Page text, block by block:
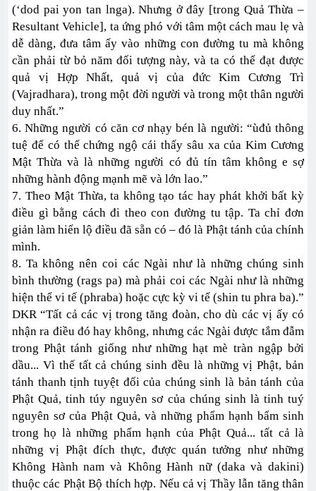
(‘dod pai yon tan lnga). Nhưng ở đây [trong Quả Thừa –
Resultant Vehicle], ta ứng phó với tâm một cách mau lẹ và
dễ dàng, đưa tâm ấy vào những con đường tu mà không
cần phải từ bỏ năm đối tượng này, và ta có thể đạt được
quả vị Hợp Nhất, quả vị của đức Kim Cương Trì
(Vajradhara), trong một đời người và trong một thân người
duy nhất.”
6. Những người có căn cơ nhạy bén là người: “ùđủ thông
tuệ để có thể chứng ngộ cái thấy sâu xa của Kim Cương
Mật Thừa và là những người có đủ tín tâm không e sợ
những hành động mạnh mẽ và lớn lao.”
7. Theo Mật Thừa, ta không tạo tác hay phát khởi bất kỳ
điều gì bằng cách đi theo con đường tu tập. Ta chỉ đơn
giản làm hiển lộ điều đã sẵn có – đó là Phật tánh của chính
mình.
8. Ta không nên coi các Ngài như là những chúng sinh
bình thường (rags pa) mà phải coi các Ngài như là những
hiện thể vi tế (phraba) hoặc cực kỳ vi tế (shin tu phra ba).”
DKR “Tất cả các vị trong tăng đoàn, cho dù các vị ấy có
nhận ra điều đó hay không, nhưng các Ngài được tắm đẫm
trong Phật tánh giống như những hạt mè tràn ngập bởi
dầu... Vì thế tất cả chúng sinh đều là những vị Phật, bản
tánh thanh tịnh tuyệt đối của chúng sinh là bản tánh của
Phật Quả, tinh túy nguyên sơ của chúng sinh là tinh tuý
nguyên sơ của Phật Quả, và những phẩm hạnh bẩm sinh
trong họ là những phẩm hạnh của Phật Quả... tất cả là
những vị Phật đích thực, được quán tưởng như những
Không Hành nam và Không Hành nữ (daka và dakini)
thuộc các Phật Bộ thích hợp. Nếu cả vị Thầy lẫn tăng thân